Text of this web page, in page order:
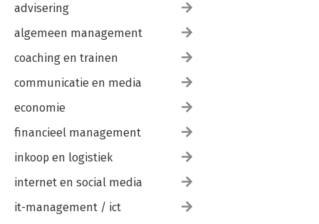
advisering
algemeen management
coaching en trainen
communicatie en media
economie
financieel management
inkoop en logistiek
internet en social media
it-management / ict